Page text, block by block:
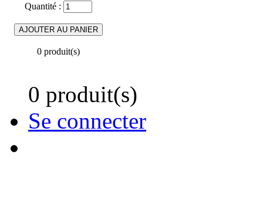
Quantité :
0 produit(s)
0 produit(s)
Se connecter